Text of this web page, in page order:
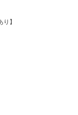
】